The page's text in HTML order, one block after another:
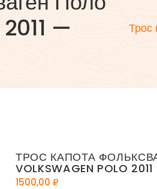
—
Трос
ТРОС КАПОТА
VOLKSWAGEN POLO
1500,00 ₽